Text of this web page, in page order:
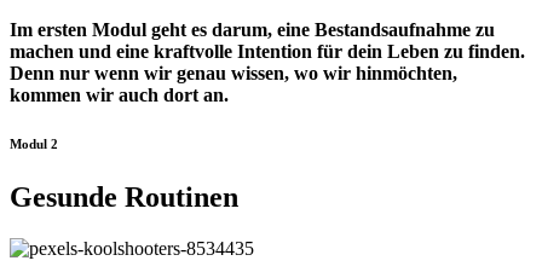
Im ersten Modul geht es darum, eine Bestandsaufnahme zu
machen und eine kraftvolle Intention für dein Leben zu finden.
Denn nur wenn wir genau wissen, wo wir hinmöchten,
kommen wir auch dort an.
Modul 2
Gesunde Routinen